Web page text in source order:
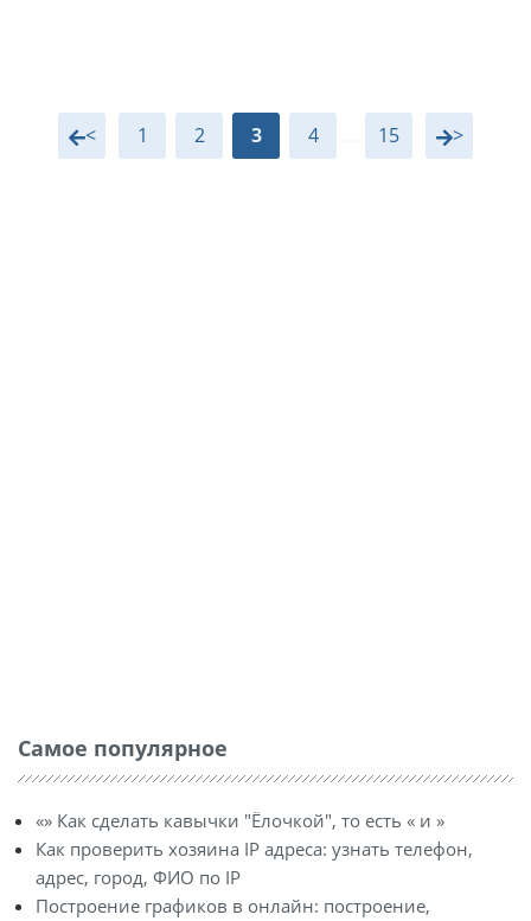
< 1 2 3 4 ... 15 >
Самое популярное
«» Как сделать кавычки "Ёлочкой", то есть « и »
Как проверить хозяина IP адреса: узнать телефон,
адрес, город, ФИО по IP
Построение графиков в онлайн: построение,